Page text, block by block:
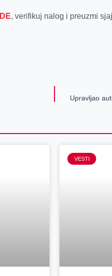
, verifikuj nalog i preuzmi
Upravljao
VESTI